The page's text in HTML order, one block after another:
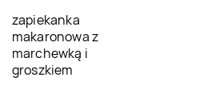
zapiekanka
makaronowa z
marchewką i
groszkiem